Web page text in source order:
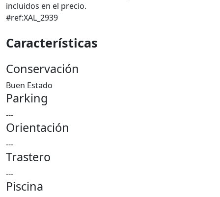
incluidos en el precio.
#ref:XAL_2939
Características
Conservación
Buen Estado
Parking
---
Orientación
---
Trastero
---
Piscina